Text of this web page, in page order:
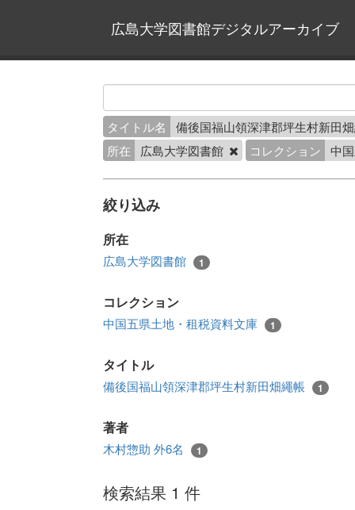
広島大学図書館デジタルアーカイブ
タイトル名
備後国福山領深津郡坪生村新田
所在
広島大学図書館 コレクション 中
絞り込み
所在
広島大学図書館 1
コレクション
中国五県土地・租税資料文庫 1
タイトル
備後国福山領深津郡坪生村新田畑繩帳 1
著者
木村惣助 外6名 1
検索結果 1 件